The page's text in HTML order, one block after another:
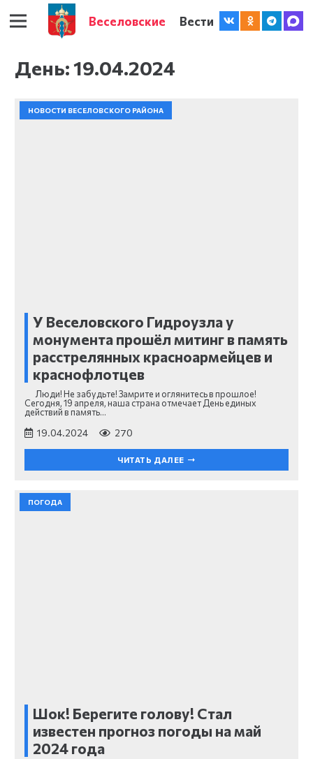
Веселовские Вести
День:19.04.2024
НОВОСТИ ВЕСЕЛОВСКОГО РАЙОНА
У Веселовского Гидроузла у
монумента прошёл митинг в память
расстрелянных красноармейцев и
краснофлотцев
Люди! Не забудьте! Замрите и оглянитесь в прошлое!
Сегодня, 19 апреля, наша страна отмечает День единых
действий в память…
19.04.2024 270
ЧИТАТЬ ДАЛЕЕ
ПОГОДА
Шок! Берегите голову! Стал
известен прогноз погоды на май
2024 года